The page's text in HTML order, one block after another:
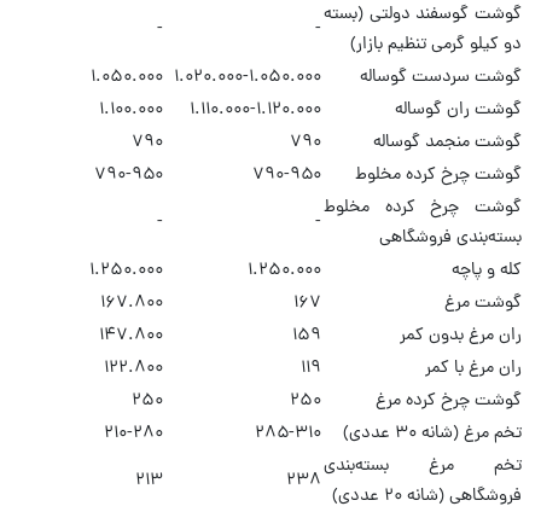
گوشت گوسفند دولتی (بسته
دو کیلو گرمی تنظیم بازار)
-
-
گوشت سردست گوساله
۱.۰۲۰.۰۰۰-۱.۰۵۰.۰۰۰ ۱.۰۵۰.۰۰۰
گوشت ران گوساله
۱.۱۱۰.۰۰۰-۱.۱۲۰.۰۰۰
۱.۱۰۰.۰۰۰
گوشت منجمد گوساله
۷۹۰
۷۹۰
گوشت چرخ کرده مخلوط
۷۹۰-۹۵۰
۷۹۰-۹۵۰
گوشت چرخ کرده مخلوط
بسته‌بندی فروشگاهی
-
-
کله و پاچه
۱.۲۵۰.۰۰۰
۱.۲۵۰.۰۰۰
گوشت مرغ
۱۶۷
۱۶۷.۸۰۰
ران مرغ بدون کمر
۱۵۹
۱۴۷.۸۰۰
ران مرغ با کمر
۱۱۹
۱۲۲.۸۰۰
گوشت چرخ کرده مرغ
۲۵۰
۲۵۰
تخم مرغ (شانه ۳۰ عددی)
۲۸۵-۳۱۰
۲۱۰-۲۸۰
تخم مرغ بسته‌بندی
فروشگاهی (شانه ۲۰ عددی)
۲۳۸
۲۱۳